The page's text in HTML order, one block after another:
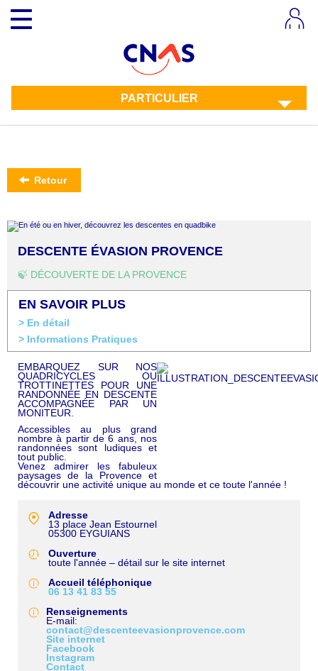
contenu
principal
Toggle
navigation
PARTICULIER
Retour
DESCENTE ÉVASION PROVENCE
🍃 DÉCOUVERTE DE LA PROVENCE
EN SAVOIR PLUS
> En détail
> Informations Pratiques
EMBARQUEZ SUR NOS
QUADRICYCLES OU
TROTTINETTES POUR UNE
RANDONNÉE EN DESCENTE
ACCOMPAGNÉE PAR UN
MONITEUR.
Accessibles au plus grand
nombre à partir de 6 ans, nos
randonnées sont ludiques et
tout public.
Venez admirer les fabuleux
paysages de la Provence et
découvrir une activité unique au monde et ce toute l'année !
Adresse
13 place Jean Estournel
05300 EYGUIANS
Ouverture
toute l'année – détail sur le site internet
Accueil téléphonique
06 13 41 83 55
Renseignements
E-mail
contact@descenteevasionprovence.com
Site internet
Facebook
Instagram
Contact